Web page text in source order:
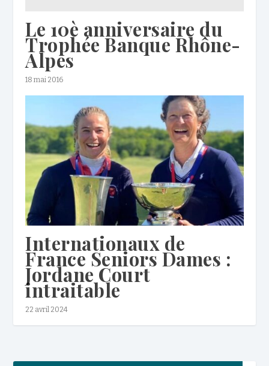
Le 10è anniversaire du
Trophée Banque Rhône-
Alpes
18 mai 2016
Internationaux de
France Seniors Dames :
Jordane Court
intraitable
22 avril 2024